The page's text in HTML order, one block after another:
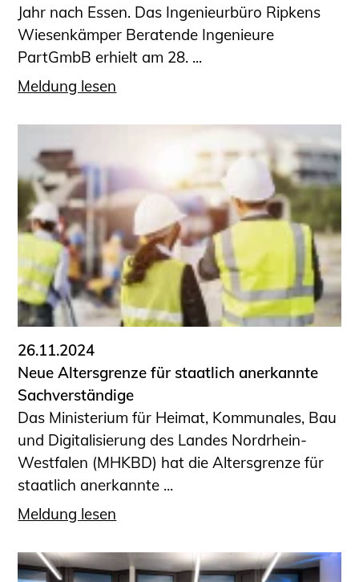
Jahr nach Essen. Das Ingenieurbüro Ripkens
Wiesenkämper Beratende Ingenieure
PartGmbB erhielt am 28. ...
Meldung lesen
26.11.2024
Neue Altersgrenze für staatlich anerkannte
Sachverständige
Das Ministerium für Heimat, Kommunales, Bau
und Digitalisierung des Landes Nordrhein-
Westfalen (MHKBD) hat die Altersgrenze für
staatlich anerkannte ...
Meldung lesen